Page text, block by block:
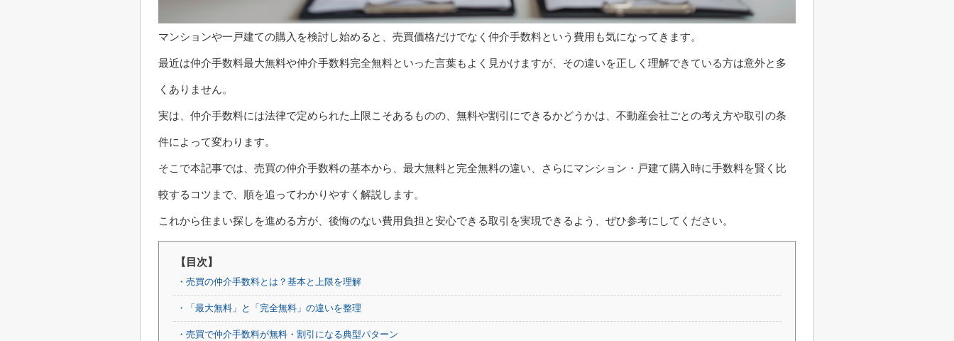
マンションや一戸建ての購入を検討し始めると、売買価格だけでなく仲介手数料という費用も気になってきます。
最近は仲介手数料最大無料や仲介手数料完全無料といった言葉もよく見かけますが、その違いを正しく理解できている方は意外と多
くありません。
実は、仲介手数料には法律で定められた上限こそあるものの、無料や割引にできるかどうかは、不動産会社ごとの考え方や取引の条
件によって変わります。
そこで本記事では、売買の仲介手数料の基本から、最大無料と完全無料の違い、さらにマンション・戸建て購入時に手数料を賢く比
較するコツまで、順を追ってわかりやすく解説します。
これから住まい探しを進める方が、後悔のない費用負担と安心できる取引を実現できるよう、ぜひ参考にしてください。
【目次】
・売買の仲介手数料とは？基本と上限を理解
・「最大無料」と「完全無料」の違いを整理
・売買で仲介手数料が無料・割引になる典型パターン